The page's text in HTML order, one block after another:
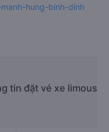
hung-binh-dinh
tin đặt vé xe